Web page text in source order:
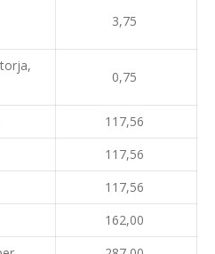
3,75
0,75
117,56
117,56
117,56
162,00